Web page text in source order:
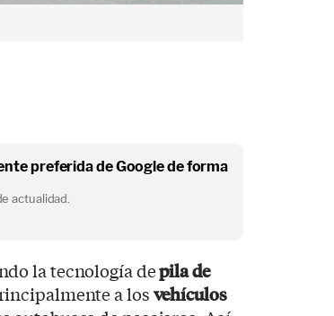
preferida de Google de forma
actualidad.
la tecnología depila de
a losvehículos